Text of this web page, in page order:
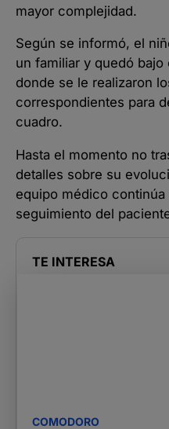
mayor complejidad.
Según se informó, el
un familiar y quedó
donde se le realizaron
correspondientes para
cuadro.
Hasta el momento no
detalles sobre su
equipo médico
seguimiento del
TE INTERESA
COMODORO